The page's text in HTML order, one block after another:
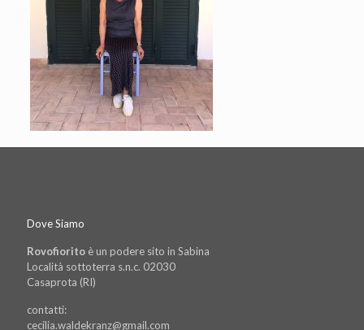
Dove Siamo
Rovofiorito è un podere sito in Sabina
Località sottoterra s.n.c. 02030
Casaprota (RI)
contatti:
cecilia.waldekranz@gmail.com